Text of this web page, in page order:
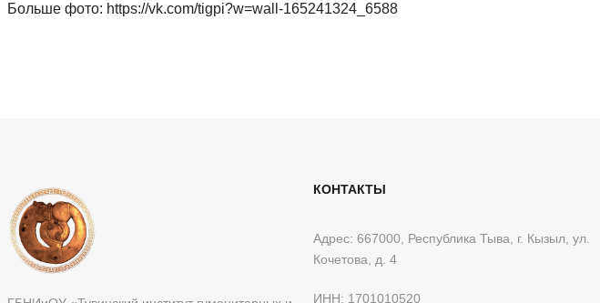
Больше фото: https://vk.com/tigpi?w=wall-165241324_6588
КОНТАКТЫ
Адрес: 667000, Республика Тыва, г. Кызыл, ул.
Кочетова, д. 4
ИНН: 1701010520